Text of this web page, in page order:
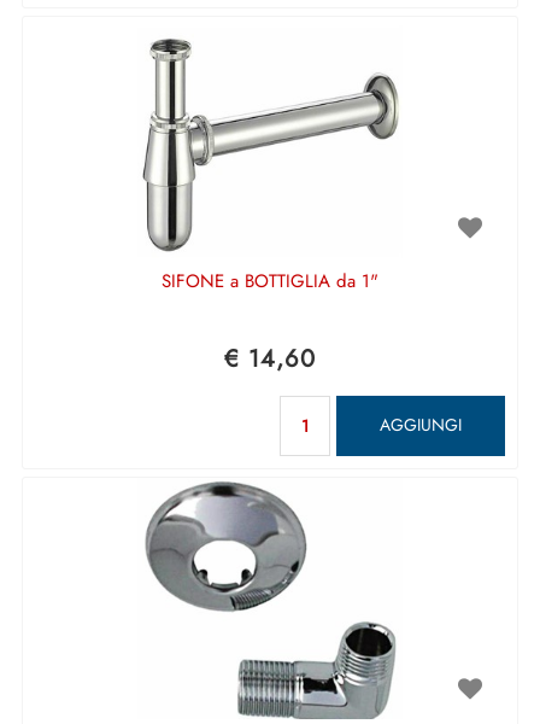
SIFONE a BOTTIGLIA da 1"
€ 14,60
AGGIUNGI